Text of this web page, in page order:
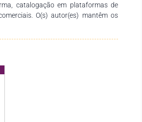
catalogação em plataformas de
O(s) autor(es) mantêm os